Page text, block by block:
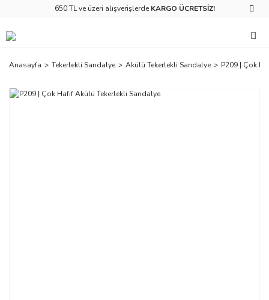
650 TL ve üzeri alışverişlerde KARGO ÜCRETSİZ!
Anasayfa Tekerlekli Sandalye Akülü Tekerlekli Sandalye P209 | Çok